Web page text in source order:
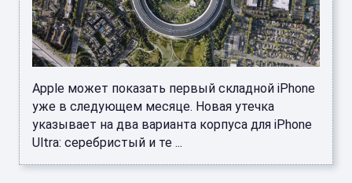
Apple может показать первый складной iPhone
уже в следующем месяце. Новая утечка
указывает на два варианта корпуса для iPhone
Ultra: серебристый и те ...